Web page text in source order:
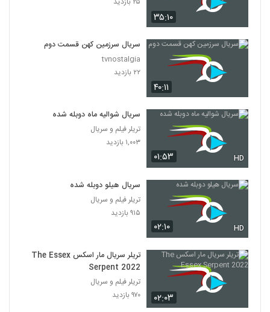
۳۵:۱۰
۴۰:۱۱
سریال سرزمین کهن قسمت دوم
tvnostalgia
۲۲ بازدید
۰۱:۵۳ HD
سریال شوالیه ماه دوبله شده
تریلر فیلم و سریال
۱,۰۰۳ بازدید
۰۲:۱۰ HD
سریال هیلو دوبله شده
تریلر فیلم و سریال
۹۱۵ بازدید
۰۲:۰۳
تریلر سریال مار اسکس The Essex
Serpent 2022
تریلر فیلم و سریال
۹۷۰ بازدید